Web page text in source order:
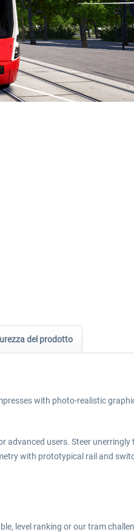
del prodotto
with photo-realistic
advanced users. Steer
with prototypical rail and
level ranking or our tram